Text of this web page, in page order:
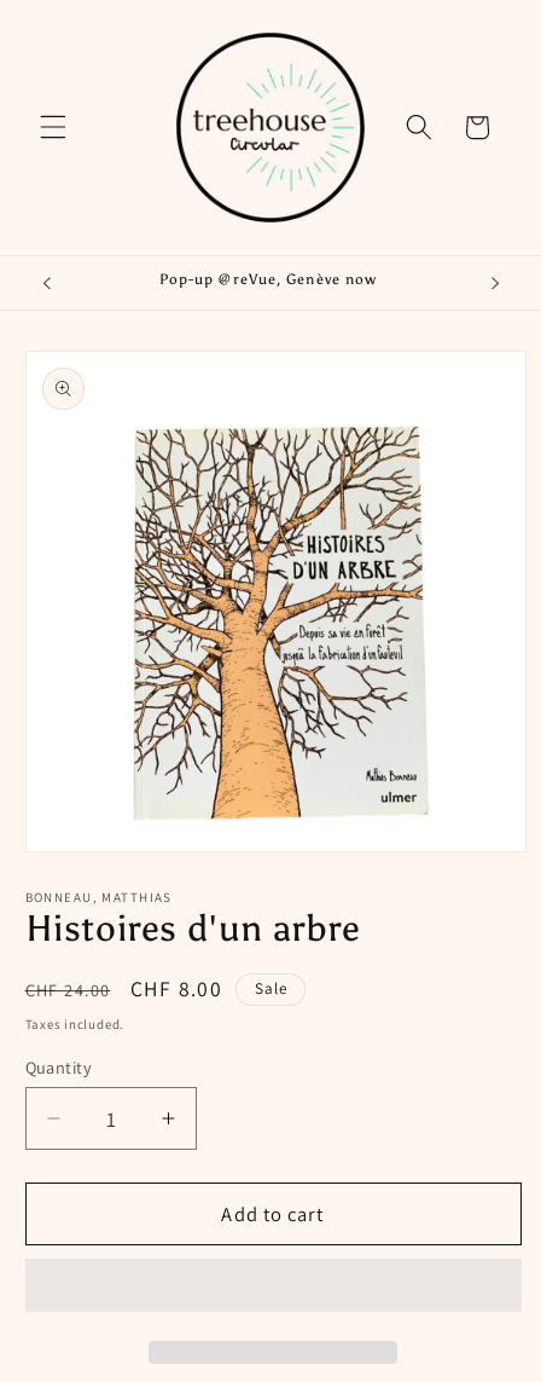
Cart
Pop-up @reVue, Genève now
Skip to
product
information
1
in
modal
BONNEAU, MATTHIAS
Histoires d'un arbre
Regular
price
CHF 24.00
Sale
CHF 8.00 Sale
Taxes included.
Quantity
Decrease
quantity
for
d&#39;un
Increase
quantity
for
Histoires
d&#39;un
Add to cart